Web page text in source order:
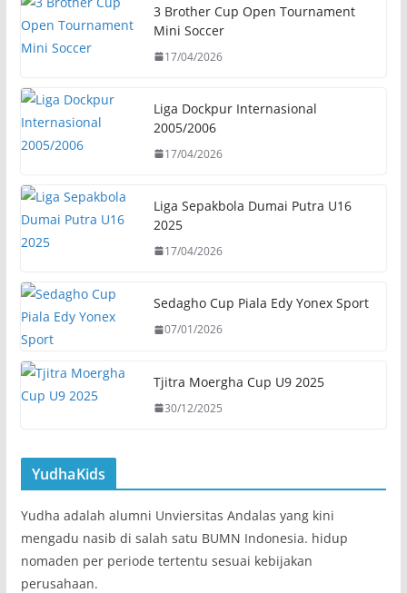
3 Brother Cup Open Tournament
Mini Soccer
17/04/2026
Liga Dockpur Internasional
2005/2006
17/04/2026
Liga Sepakbola Dumai Putra U16
2025
17/04/2026
Sedagho Cup Piala Edy Yonex Sport
07/01/2026
Tjitra Moergha Cup U9 2025
30/12/2025
YudhaKids
Yudha adalah alumni Unviersitas Andalas yang kini
mengadu nasib di salah satu BUMN Indonesia. hidup
nomaden per periode tertentu sesuai kebijakan
perusahaan.